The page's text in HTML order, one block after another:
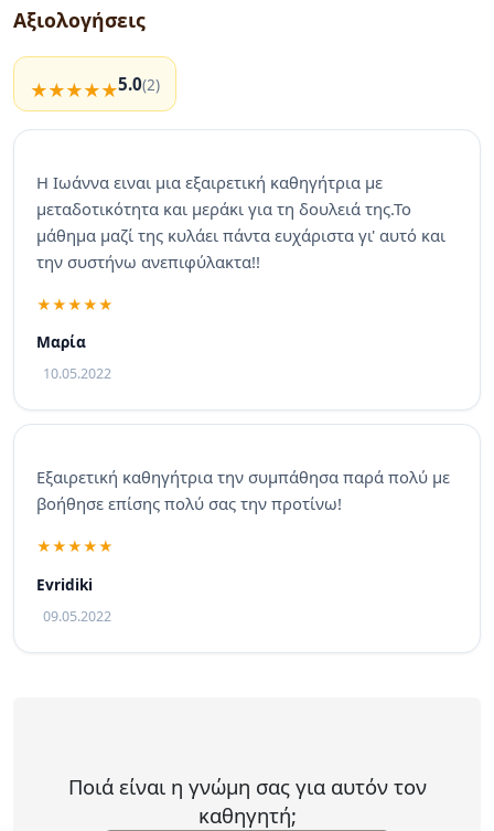
Αξιολογήσεις
5.0(2)
Η Ιωάννα ειναι μια εξαιρετική καθηγήτρια με
μεταδοτικότητα και μεράκι για τη δουλειά της.Το
μάθημα μαζί της κυλάει πάντα ευχάριστα γι' αυτό και
την συστήνω ανεπιφύλακτα!!
Μαρία
10.05.2022
Εξαιρετική καθηγήτρια την συμπάθησα παρά πολύ με
βοήθησε επίσης πολύ σας την προτίνω!
Evridiki
09.05.2022
Ποιά είναι η γνώμη σας για αυτόν τον
καθηγητή;